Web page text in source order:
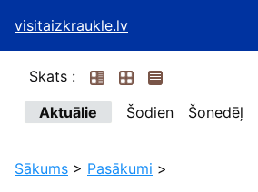
visitaizkraukle.lv
Skats :
Aktuālie
Šodien Šonedēļ
Sākums > Pasākumi >